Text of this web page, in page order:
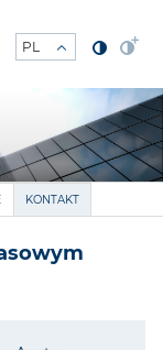
KONTAKT